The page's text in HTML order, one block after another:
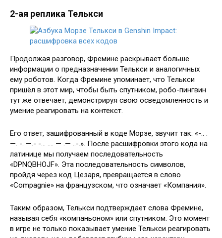
2-ая реплика Телькси
Продолжая разговор, Фремине раскрывает больше
информации о предназначении Телькси и аналогичных
ему роботов. Когда Фремине упоминает, что Телькси
пришёл в этот мир, чтобы быть спутником, робо-пингвин
тут же отвечает, демонстрируя свою осведомленность и
умение реагировать на контекст.
Его ответ, зашифрованный в коде Морзе, звучит так: «-.. .
—. -. —.- -… …. — .— ..-.». После расшифровки этого кода на
латинице мы получаем последовательность
«DPNQBHOJF». Эта последовательность символов,
пройдя через код Цезаря, превращается в слово
«Compagnie» на французском, что означает «Компания».
Таким образом, Телькси подтверждает слова Фремине,
называя себя «компаньоном» или спутником. Это момент
в игре не только показывает умение Телькси реагировать